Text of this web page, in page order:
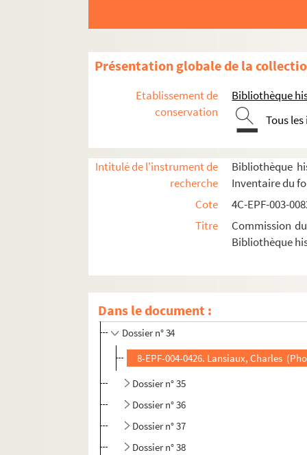
Présentation globale de la
Etablissement de
conservation
Bibliothèque
Tous
Intitulé de l'instrument de
recherche
Bibliothèque
Inventaire du
Cote
4C-EPF-003-
Titre
Commission
Bibliothèque
Dans le document :
Dossier n° 21
Dossier n° 22
Dossier n° 23
Dossier n° 24
Dossier n° 26
Dossier n° 27
Dossier n° 32
Dossier n° 33
Dossier n° 34
8-EPF-004-0426. Lansiaux, Charles
Dossier n° 35
Dossier n° 36
Dossier n° 37
Dossier n° 38